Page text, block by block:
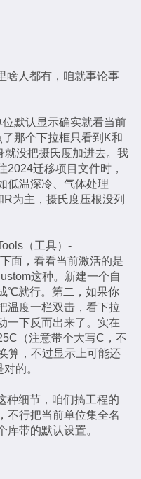
啥人都有，咱就事论事
默认显示确实就看当前
那个下拉框只看到K和
就没把摄氏度加进去。我
2024迁移项目文件时，
低温深冷、气体处理
为主，摄氏度压根没列
（工具）-
面，看看当前激活的是
这种。新建一个自
℃就行。第二，如果你
温度一栏双击，看下拉
一下反而出来了。实在
（注意带个大写C，不
算，不过显示上可能还
的。
种细节，咱们搞工程的
不行把当前单位集全名
带的默认设置。